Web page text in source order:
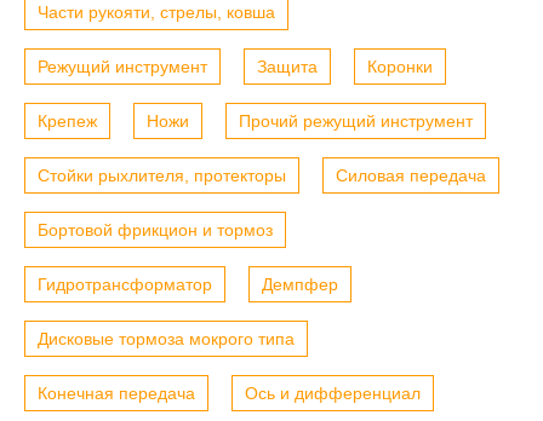
Части рукояти, стрелы, ковша
Режущий инструмент Защита Коронки
Крепеж Ножи Прочий режущий инструмент
Стойки рыхлителя, протекторы Силовая передача
Бортовой фрикцион и тормоз
Гидротрансформатор Демпфер
Дисковые тормоза мокрого типа
Конечная передача Ось и дифференциал